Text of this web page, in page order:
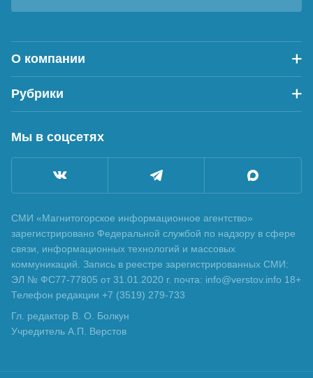
О компании
Рубрики
Мы в соцсетях
СМИ «Магнитогорское информационное агентство»
зарегистрировано Федеральной службой по надзору в сфере
связи, информационных технологий и массовых
коммуникаций. Запись в реестре зарегистрированных СМИ:
ЭЛ № ФС77-77805 от 31.01.2020 г. почта: info@verstov.info 18+
Телефон редакции +7 (3519) 279-733
Гл. редактор В. О. Болкун
Учредитель А.П. Верстов